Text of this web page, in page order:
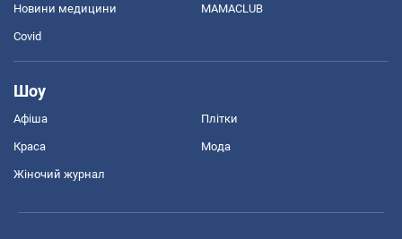
Новини медицини MAMACLUB
Covid
Шоу
Афіша Плітки
Краса Мода
Жіночий журнал